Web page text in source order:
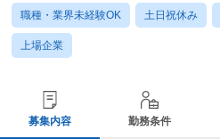
職種・業界未経験OK 土日祝休み
上場企業
募集内容 勤務条件